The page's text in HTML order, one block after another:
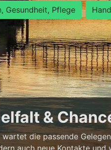
Gesundheit, Pflege
&
die passende